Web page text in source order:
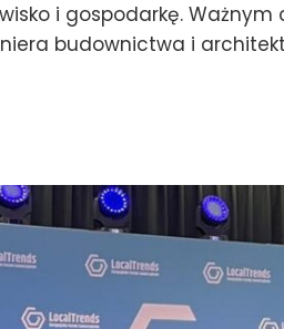
i gospodarkę. Ważnym
budownictwa i